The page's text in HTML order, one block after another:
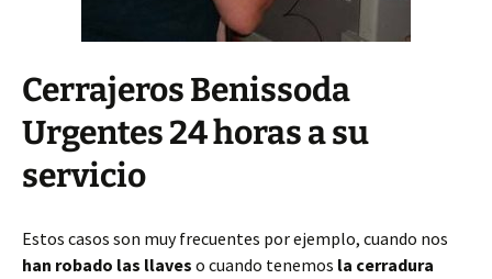
Cerrajeros Benissoda
Urgentes 24 horas a su
servicio
Estos casos son muy frecuentes por ejemplo, cuando nos
han robado las llaves o cuando tenemos la cerradura